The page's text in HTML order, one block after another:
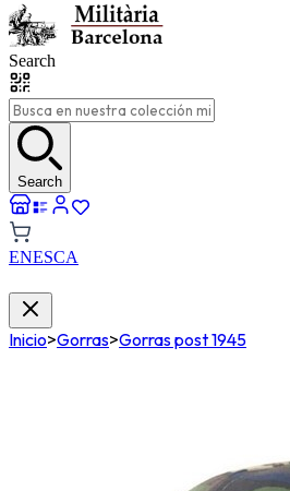
Search
Search
ENESCA
Inicio>Gorras>Gorras post 1945